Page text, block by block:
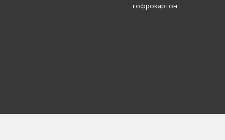
гофрокартон